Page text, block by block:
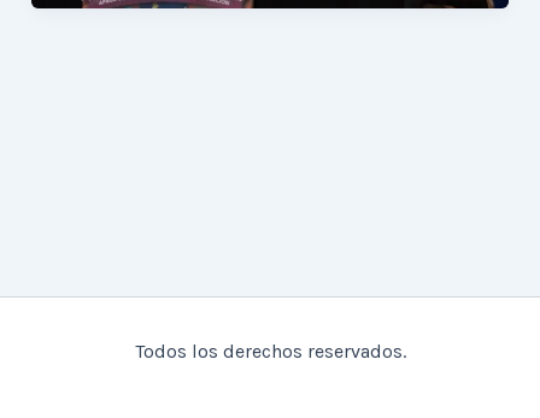
Todos los derechos reservados.